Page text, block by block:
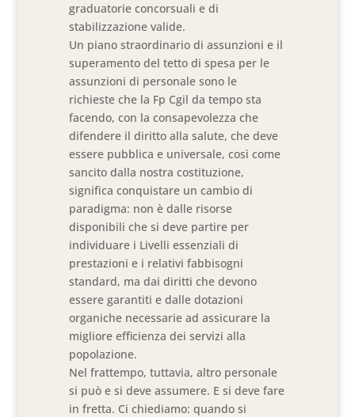
graduatorie concorsuali e di
stabilizzazione valide.
Un piano straordinario di assunzioni e il
superamento del tetto di spesa per le
assunzioni di personale sono le
richieste che la Fp Cgil da tempo sta
facendo, con la consapevolezza che
difendere il diritto alla salute, che deve
essere pubblica e universale, così come
sancito dalla nostra costituzione,
significa conquistare un cambio di
paradigma: non è dalle risorse
disponibili che si deve partire per
individuare i Livelli essenziali di
prestazioni e i relativi fabbisogni
standard, ma dai diritti che devono
essere garantiti e dalle dotazioni
organiche necessarie ad assicurare la
migliore efficienza dei servizi alla
popolazione.
Nel frattempo, tuttavia, altro personale
si può e si deve assumere. E si deve fare
in fretta. Ci chiediamo: quando si